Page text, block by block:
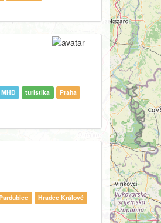
MHD turistika Praha
Hradec Králové